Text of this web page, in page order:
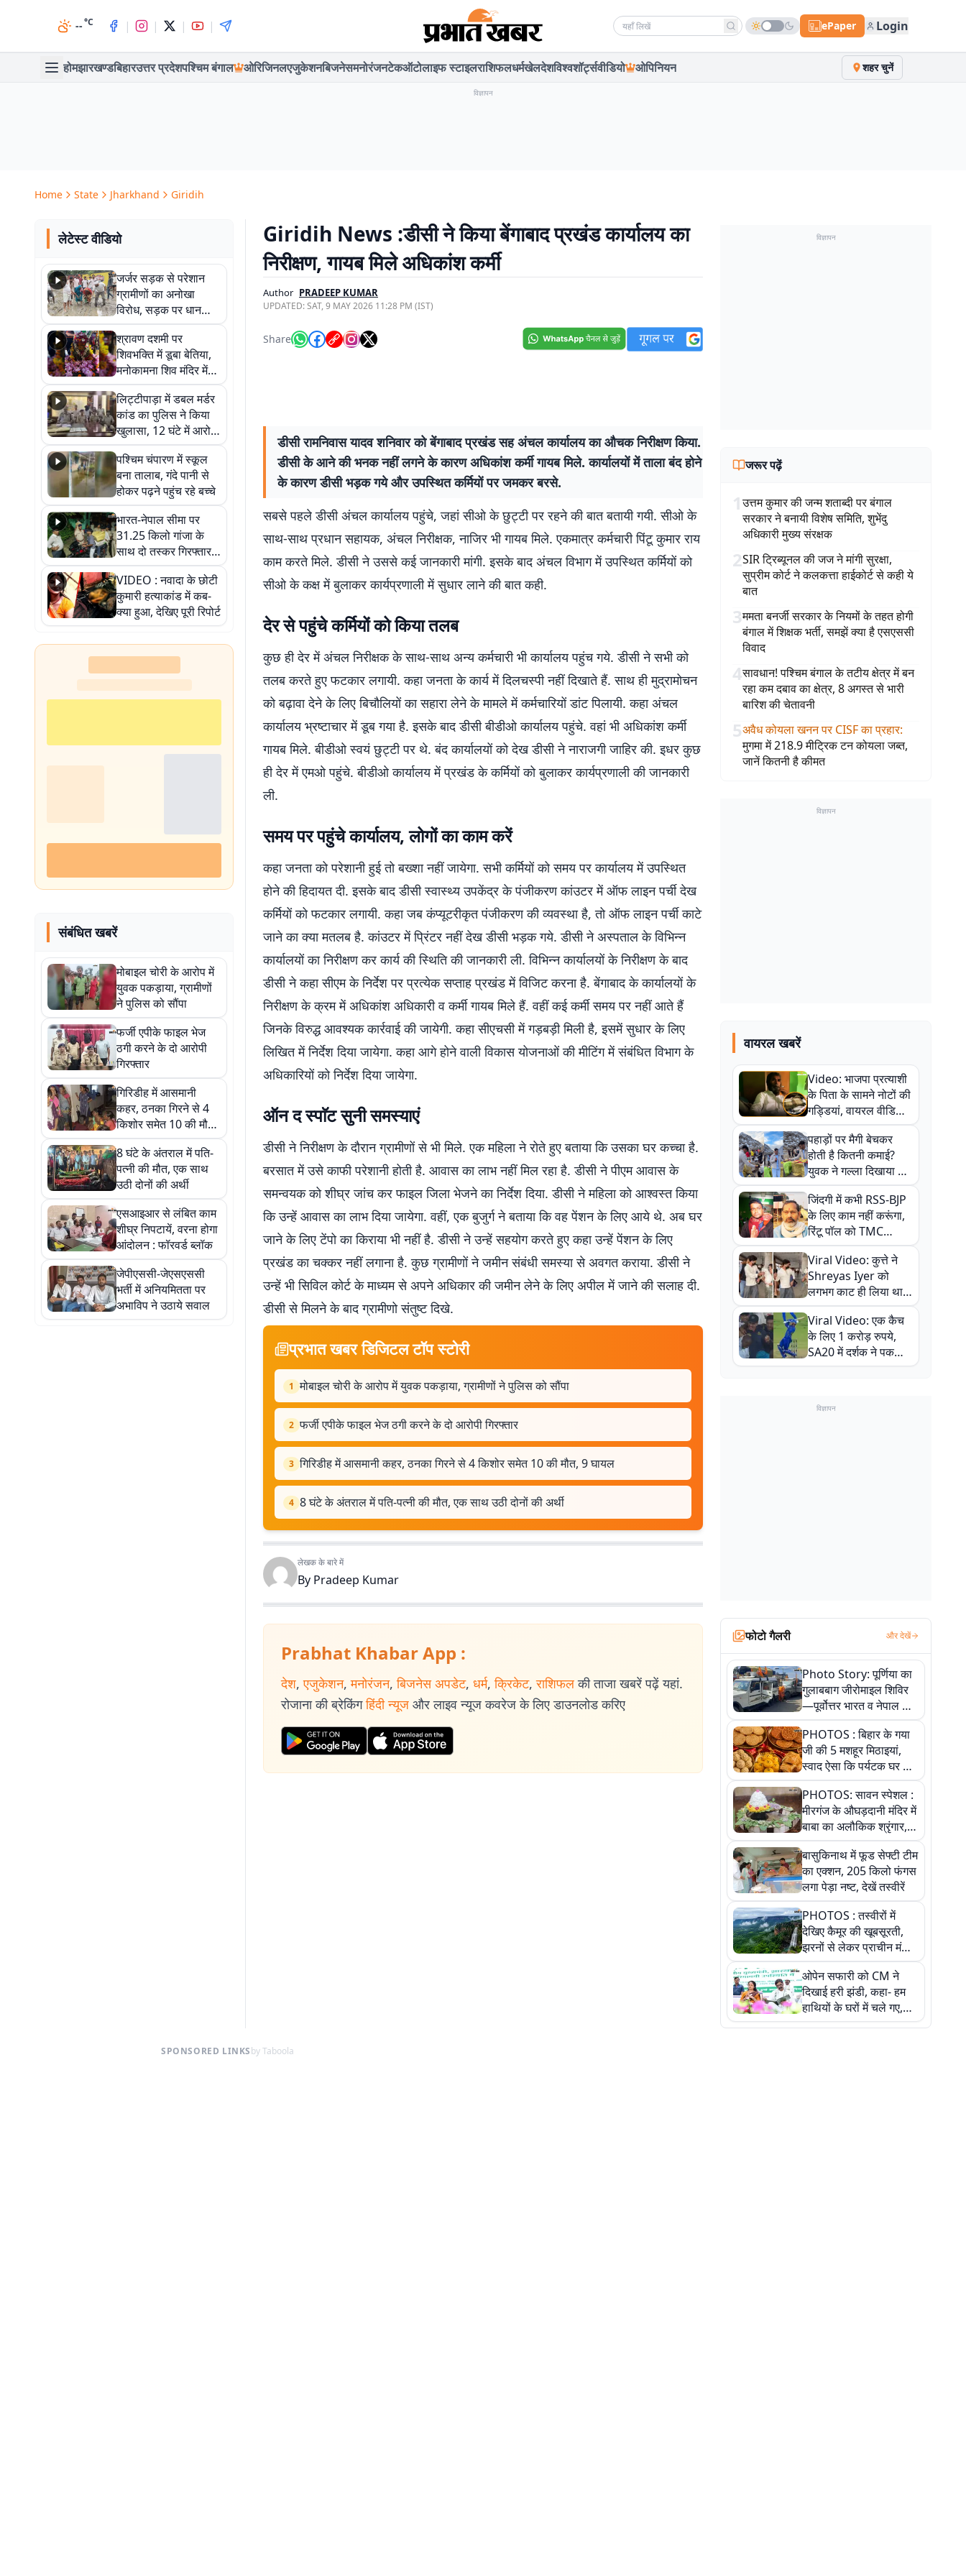
--°C | | | | Search news ePaper Login
होमझारखण्डबिहारउत्तर प्रदेशपश्चिम बंगाल ओरिजिनलएजुकेशनबिजनेसमनोरंजनटेकऑटोलाइफ स्टाइलराशिफलधर्मखेलदेशविश्वशॉर्ट्सवीडियो ओपिनियन शहर चुनें
विज्ञापन
Home State Jharkhand Giridih
लेटेस्ट वीडियो
जर्जर सड़क से परेशान
ग्रामीणों का अनोखा
विरोध, सड़क पर धान
रोपकर और खाद डालकर
जताया आक्रोश
श्रावण दशमी पर
शिवभक्ति में डूबा बेतिया,
मनोकामना शिव मंदिर में
हुआ भव्य श्रृंगार
लिट्टीपाड़ा में डबल मर्डर
कांड का पुलिस ने किया
खुलासा, 12 घंटे में आरोपी
गिरफ्तार
पश्चिम चंपारण में स्कूल
बना तालाब, गंदे पानी से
होकर पढ़ने पहुंच रहे बच्चे
भारत-नेपाल सीमा पर
31.25 किलो गांजा के
साथ दो तस्कर गिरफ्तार,
नेपाली नंबर की बाइक
जब्त
VIDEO : नवादा के छोटी
कुमारी हत्याकांड में कब-
क्या हुआ, देखिए पूरी रिपोर्ट
संबंधित खबरें
मोबाइल चोरी के आरोप में
युवक पकड़ाया, ग्रामीणों
ने पुलिस को सौंपा
फर्जी एपीके फाइल भेज
ठगी करने के दो आरोपी
गिरफ्तार
गिरिडीह में आसमानी
कहर, ठनका गिरने से 4
किशोर समेत 10 की मौत,
9 घायल
8 घंटे के अंतराल में पति-
पत्नी की मौत, एक साथ
उठी दोनों की अर्थी
एसआइआर से लंबित काम
शीघ्र निपटायें, वरना होगा
आंदोलन : फॉरवर्ड ब्लॉक
जेपीएससी-जेएसएससी
भर्ती में अनियमितता पर
अभाविप ने उठाये सवाल
Giridih News :डीसी ने किया बेंगाबाद प्रखंड कार्यालय का
निरीक्षण, गायब मिले अधिकांश कर्मी
Author PRADEEP KUMAR
UPDATED:SAT, 9 MAY 2026 11:28 PM (IST)
Share
डीसी रामनिवास यादव शनिवार को बेंगाबाद प्रखंड सह अंचल कार्यालय का औचक निरीक्षण किया.
डीसी के आने की भनक नहीं लगने के कारण अधिकांश कर्मी गायब मिले. कार्यालयों में ताला बंद होने
के कारण डीसी भड़क गये और उपस्थित कर्मियों पर जमकर बरसे.
सबसे पहले डीसी अंचल कार्यालय पहुंचे, जहां सीओ के छुट्टी पर रहने की बात बतायी गयी. सीओ के
साथ-साथ प्रधान सहायक, अंचल निरीक्षक, नाजिर भी गायब मिले. एकमात्र कर्मचारी पिंटू कुमार राय
काम करते मिले. डीसी ने उससे कई जानकारी मांगी. इसके बाद अंचल विभाग में उपस्थित कर्मियों को
सीओ के कक्ष में बुलाकर कार्यप्रणाली में सुधार लाने की बात कही.
देर से पहुंचे कर्मियों को किया तलब
कुछ ही देर में अंचल निरीक्षक के साथ-साथ अन्य कर्मचारी भी कार्यालय पहुंच गये. डीसी ने सभी को
तलब करते हुए फटकार लगायी. कहा जनता के कार्य में दिलचस्पी नहीं दिखाते हैं. साथ ही मुद्रामोचन
को बढ़ावा देने के लिए बिचौलियों का सहारा लेने के मामले में कर्मचारियों डांट पिलायी. कहा अंचल
कार्यालय भ्रष्टाचार में डूब गया है. इसके बाद डीसी बीडीओ कार्यालय पहुंचे. वहां भी अधिकांश कर्मी
गायब मिले. बीडीओ स्वयं छुट्टी पर थे. बंद कार्यालयों को देख डीसी ने नाराजगी जाहिर की. इधर कुछ
ही देर में एमओ पहुंचे. बीडीओ कार्यालय में प्रखंड के कर्मियों को बुलाकर कार्यप्रणाली की जानकारी
ली.
समय पर पहुंचे कार्यालय, लोगों का काम करें
कहा जनता को परेशानी हुई तो बख्शा नहीं जायेगा. सभी कर्मियों को समय पर कार्यालय में उपस्थित
होने की हिदायत दी. इसके बाद डीसी स्वास्थ्य उपकेंद्र के पंजीकरण कांउटर में ऑफ लाइन पर्ची देख
कर्मियों को फटकार लगायी. कहा जब कंप्यूटरीकृत पंजीकरण की व्यवस्था है, तो ऑफ लाइन पर्ची काटे
जाने का क्या मतलब है. कांउटर में प्रिंटर नहीं देख डीसी भड़क गये. डीसी ने अस्पताल के विभिन्न
कार्यालयों का निरीक्षण कर कार्य की स्थिति की जानकारी ली. विभिन्न कार्यालयों के निरीक्षण के बाद
डीसी ने कहा सीएम के निर्देश पर प्रत्येक सप्ताह प्रखंड में विजिट करना है. बेंगाबाद के कार्यालयों के
निरीक्षण के क्रम में अधिकांश अधिकारी व कर्मी गायब मिले हैं. वहीं कई कर्मी समय पर नहीं आते हैं
जिनके विरुद्ध आवश्यक कार्रवाई की जायेगी. कहा सीएचसी में गड़बड़ी मिली है, इसमें सुधार के लिए
लिखित में निर्देश दिया जायेगा. कहा आगे होने वाली विकास योजनाओं की मीटिंग में संबंधित विभाग के
अधिकारियों को निर्देश दिया जायेगा.
ऑन द स्पाॅट सुनी समस्याएं
डीसी ने निरीक्षण के दौरान ग्रामीणों से भी मिले. एक महिला ने रोते हुए बताया कि उसका घर कच्चा है.
बरसात में उसे काफी परेशानी होती है. आवास का लाभ नहीं मिल रहा है. डीसी ने पीएम आवास के
समन्वयक को शीघ्र जांच कर फाइल जिला भेजने का निर्देश दिया. डीसी ने महिला को आश्वस्त किया
कि उन्हें आवास का लाभ दिया जायेगा. वहीं, एक बुजुर्ग ने बताया कि वह पेंशन के लिए आये थे. अब घर
जाने के लिए टेंपो का किराया भी नहीं है. डीसी ने उन्हें सहयोग करते हुए कहा उन्हें पेंशन के लिए
प्रखंड का चक्कर नहीं लगाना है. कुछ ग्रामीणों ने जमीन संबंधी समस्या से अवगत कराया. डीसी ने
उन्हें भी सिविल कोर्ट के माध्यम से अपने अधिकार की जमीन लेने के लिए अपील में जाने की सलाह दी.
डीसी से मिलने के बाद ग्रामीणो संतुष्ट दिखे.
प्रभात खबर डिजिटल टॉप स्टोरी
1 मोबाइल चोरी के आरोप में युवक पकड़ाया, ग्रामीणों ने पुलिस को सौंपा
2 फर्जी एपीके फाइल भेज ठगी करने के दो आरोपी गिरफ्तार
3 गिरिडीह में आसमानी कहर, ठनका गिरने से 4 किशोर समेत 10 की मौत, 9 घायल
4 8 घंटे के अंतराल में पति-पत्नी की मौत, एक साथ उठी दोनों की अर्थी
लेखक के बारे में
By Pradeep Kumar
Prabhat Khabar App :
देश, एजुकेशन, मनोरंजन, बिजनेस अपडेट, धर्म, क्रिकेट, राशिफल की ताजा खबरें पढ़ें यहां.
रोजाना की ब्रेकिंग हिंदी न्यूज और लाइव न्यूज कवरेज के लिए डाउनलोड करिए
विज्ञापन
जरूर पढ़ें
1उत्तम कुमार की जन्म शताब्दी पर बंगाल
सरकार ने बनायी विशेष समिति, शुभेंदु
अधिकारी मुख्य संरक्षक
2SIR ट्रिब्यूनल की जज ने मांगी सुरक्षा,
सुप्रीम कोर्ट ने कलकत्ता हाईकोर्ट से कही ये
बात
3ममता बनर्जी सरकार के नियमों के तहत होगी
बंगाल में शिक्षक भर्ती, समझें क्या है एसएससी
विवाद
4सावधान! पश्चिम बंगाल के तटीय क्षेत्र में बन
रहा कम दबाव का क्षेत्र, 8 अगस्त से भारी
बारिश की चेतावनी
5अवैध कोयला खनन पर CISF का प्रहार:
मुगमा में 218.9 मीट्रिक टन कोयला जब्त,
जानें कितनी है कीमत
विज्ञापन
वायरल खबरें
Video: भाजपा प्रत्याशी
के पिता के सामने नोटों की
गड्डियां, वायरल वीडियो
से राजनीति में उबाल,
अजित महतो बोले- TMC
की गंदी चाल
पहाड़ों पर मैगी बेचकर
होती है कितनी कमाई?
युवक ने गल्ला दिखाया तो
नौकरी वालों के खड़े हो गए
कान
जिंदगी में कभी RSS-BJP
के लिए काम नहीं करूंगा,
रिंटू पॉल को TMC
ऑफिस में ले जाकर पीटा,
Video वायरल
Viral Video: कुत्ते ने
Shreyas Iyer को
लगभग काट ही लिया था,
न्यूजीलैंड सीरीज से पहले
बाल-बाल बचे
Viral Video: एक कैच
के लिए 1 करोड़ रुपये,
SA20 में दर्शक ने पकड़ा
एक हाथ से गजब का कैच
विज्ञापन
फोटो गैलरी और देखें
Photo Story: पूर्णिया का
गुलाबबाग जीरोमाइल शिविर
—पूर्वोत्तर भारत व नेपाल के
कांवरियों का प्रमुख सेवा धाम
PHOTOS : बिहार के गया
जी की 5 मशहूर मिठाइयां,
स्वाद ऐसा कि पर्यटक घर ले
जाना नहीं भूलते, तस्वीरों में
देखें
PHOTOS: सावन स्पेशल :
मीरगंज के औघड़दानी मंदिर में
बाबा का अलौकिक श्रृंगार,
तस्वीरों में देखें महादेव के कई
मनमोहक स्वरूप
बासुकिनाथ में फूड सेफ्टी टीम
का एक्शन, 205 किलो फंगस
लगा पेड़ा नष्ट, देखें तस्वीरें
PHOTOS : तस्वीरों में
देखिए कैमूर की खूबसूरती,
झरनों से लेकर प्राचीन मंदिरों
तक प्रकृति और आस्था का
अद्भुत संगम
ओपेन सफारी को CM ने
दिखाई हरी झंडी, कहा- हम
हाथियों के घरों में चले गए,
देखें तस्वीरें
SPONSORED LINKSby Taboola